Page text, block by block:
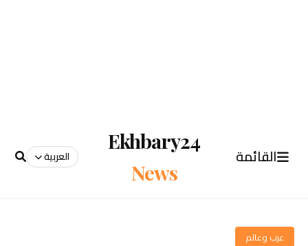
القائمة
Ekhbary24
News
العربية
عرب وعالم